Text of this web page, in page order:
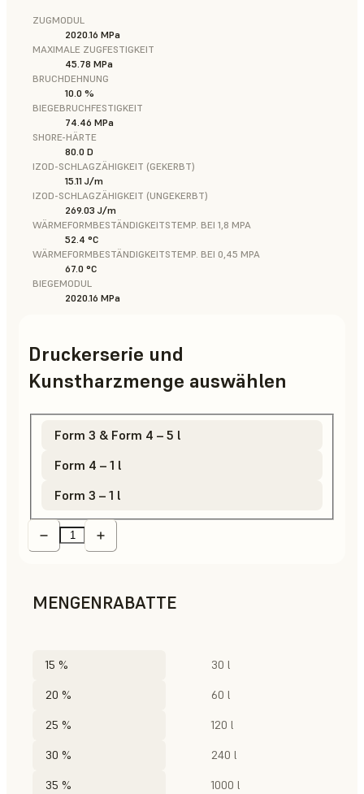
ZUGMODUL
2020.16 MPa
MAXIMALE ZUGFESTIGKEIT
45.78 MPa
BRUCHDEHNUNG
10.0 %
BIEGEBRUCHFESTIGKEIT
74.46 MPa
SHORE-HÄRTE
80.0 D
IZOD-SCHLAGZÄHIGKEIT (GEKERBT)
15.11 J/m
IZOD-SCHLAGZÄHIGKEIT (UNGEKERBT)
269.03 J/m
WÄRMEFORMBESTÄNDIGKEITSTEMP. BEI 1,8 MPA
52.4 °C
WÄRMEFORMBESTÄNDIGKEITSTEMP. BEI 0,45 MPA
67.0 °C
BIEGEMODUL
2020.16 MPa
Druckerserie und
Kunstharzmenge auswählen
Form 3 & Form 4 – 5 l
Form 4 – 1 l
Form 3 – 1 l
MENGENRABATTE
15 % 30 l
20 % 60 l
25 % 120 l
30 % 240 l
35 % 1000 l